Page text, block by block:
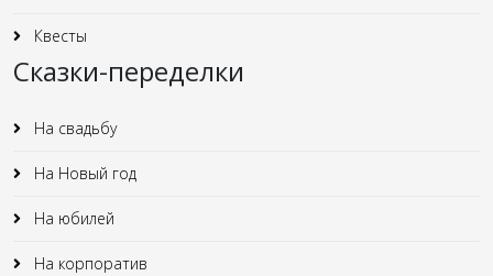
Квесты
Сказки-переделки
На свадьбу
На Новый год
На юбилей
На корпоратив